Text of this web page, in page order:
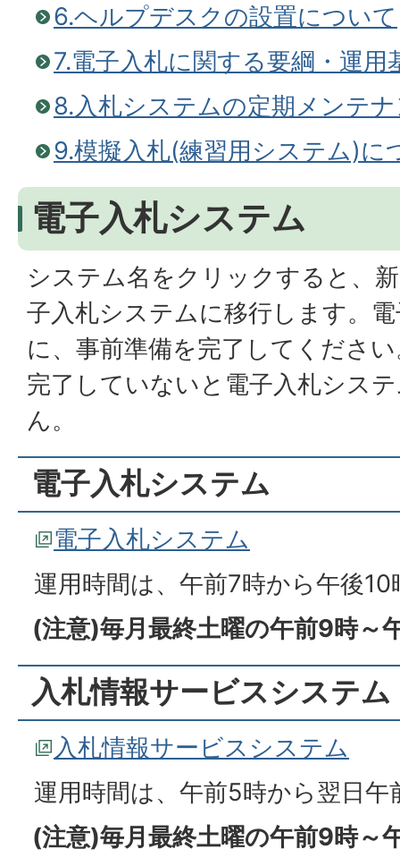
6.ヘルプデスクの設置について
7.電子入札に関する要綱・運用
8.入札システムの定期メンテ
9.模擬入札(練習用システム)に
電子入札システム
システム名をクリックすると、
子入札システムに移行します。
に、事前準備を完了してくださ
完了していないと電子入札シス
ん。
電子入札システム
電子入札システム
運用時間は、午前7時から午後10
(注意)毎月最終土曜の午前9時～
入札情報サービスシステム
入札情報サービスシステム
運用時間は、午前5時から翌日午
(注意)毎月最終土曜の午前9時～